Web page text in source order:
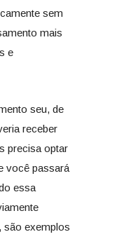
sem
mais
e
seu, de
receber
precisa optar
você passará
essa
são exemplos